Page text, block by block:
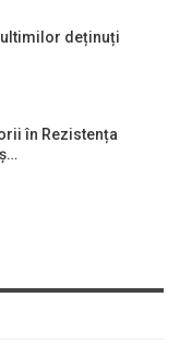
ultimilor deținuți
în Rezistența